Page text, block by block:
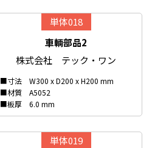
単体018
車輌部品2
株式会社 テック・ワン
■寸法 W300 x D200 x H200 mm
■材質 A5052
■板厚 6.0 mm
単体019